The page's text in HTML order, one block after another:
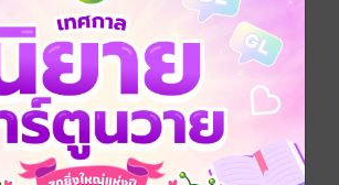
การอ่าน พัฒนาตนเอง
01 ตุลาคม 2558